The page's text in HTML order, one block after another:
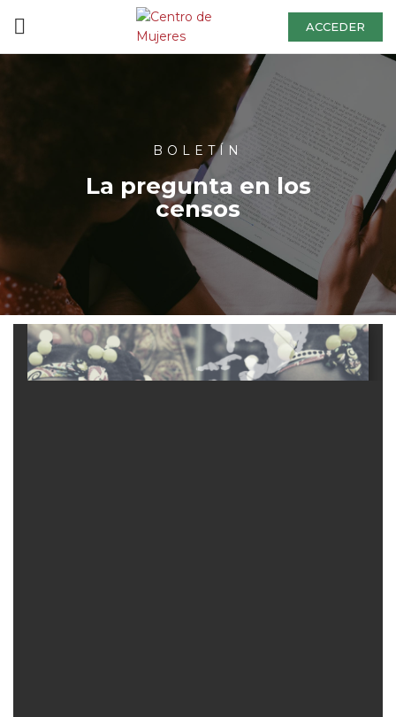
ACCEDER
BOLETÍN
La pregunta en los
censos